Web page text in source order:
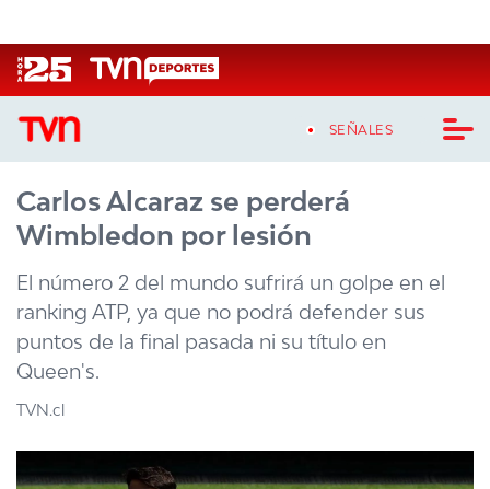
SEÑALES
CASTING MASTERCHEF CHILE
CASTING TVN VERTICAL
TVN VERTICAL
PROGRAMAS
Carlos Alcaraz se perderá
Wimbledon por lesión
El número 2 del mundo sufrirá un golpe en el
ranking ATP, ya que no podrá defender sus
puntos de la final pasada ni su título en
Queen's.
TVN.cl